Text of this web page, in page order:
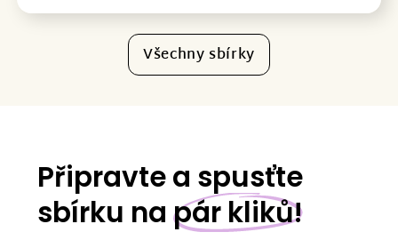
Všechny sbírky
Připravte a spusťte
sbírku na pár kliků!